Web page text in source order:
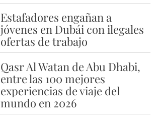
Estafadores engañan a
jóvenes en Dubái con ilegales
ofertas de trabajo
Qasr Al Watan de Abu Dhabi,
entre las 100 mejores
experiencias de viaje del
mundo en 2026